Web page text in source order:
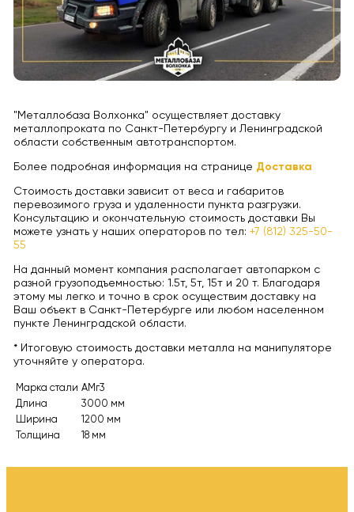
"Металлобаза Волхонка" осуществляет доставку
металлопроката по Санкт-Петербургу и Ленинградской
области собственным автотранспортом.
Более подробная информация на странице Доставка
Стоимость доставки зависит от веса и габаритов
перевозимого груза и удаленности пункта разгрузки.
Консультацию и окончательную стоимость доставки Вы
можете узнать у наших операторов по тел: +7 (812) 325-50-
55
На данный момент компания располагает автопарком с
разной грузоподъемностью: 1.5т, 5т, 15т и 20 т. Благодаря
этому мы легко и точно в срок осуществим доставку на
Ваш объект в Санкт-Петербурге или любом населенном
пункте Ленинградской области.
* Итоговую стоимость доставки металла на манипуляторе
уточняйте у оператора.
Марка стали АМг3
Длина
3000 мм
Ширина
1200 мм
Толщина
18 мм